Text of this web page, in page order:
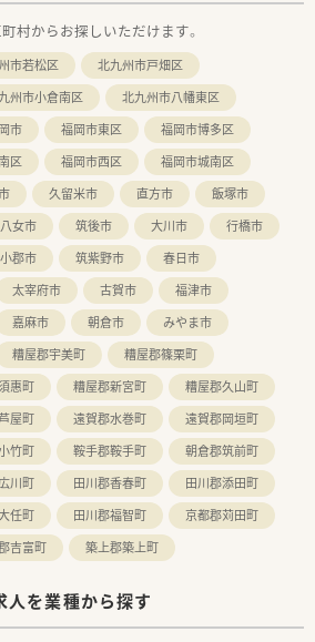
村からお探しいただけます。
市若松区
北九州市戸畑区
州市小倉南区
北九州市八幡東区
市 福岡市東区
福岡市博多区
区 福岡市西区
福岡市城南区
久留米市 直方市
飯塚市
八女市 筑後市 大川市
行橋市
小郡市 筑紫野市
春日市
太宰府市 古賀市
福津市
嘉麻市 朝倉市
みやま市
糟屋郡宇美町
糟屋郡篠栗町
惠町 糟屋郡新宮町
糟屋郡久山町
屋町 遠賀郡水巻町
遠賀郡岡垣町
竹町 鞍手郡鞍手町
朝倉郡筑前町
川町 田川郡香春町
田川郡添田町
任町 田川郡福智町
京都郡苅田町
吉富町 築上郡築上町
を業種から探す